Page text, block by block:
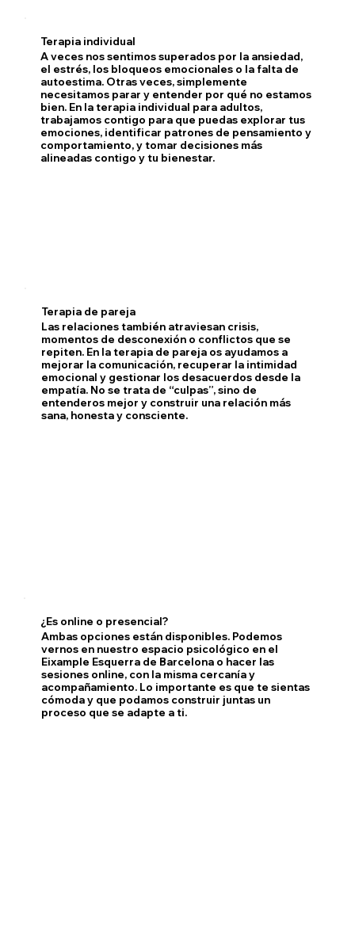
Terapia individual
A veces nos sentimos superados por la ansiedad,
el estrés, los bloqueos emocionales o la falta de
autoestima. Otras veces, simplemente
necesitamos parar y entender por qué no estamos
bien. En la terapia individual para adultos,
trabajamos contigo para que puedas explorar tus
emociones, identificar patrones de pensamiento y
comportamiento, y tomar decisiones más
alineadas contigo y tu bienestar.
Terapia de pareja
Las relaciones también atraviesan crisis,
momentos de desconexión o conflictos que se
repiten. En la terapia de pareja os ayudamos a
mejorar la comunicación, recuperar la intimidad
emocional y gestionar los desacuerdos desde la
empatía. No se trata de “culpas”, sino de
entenderos mejor y construir una relación más
sana, honesta y consciente.
¿Es online o presencial?
Ambas opciones están disponibles. Podemos
vernos en nuestro espacio psicológico en el
Eixample Esquerra de Barcelona o hacer las
sesiones online, con la misma cercanía y
acompañamiento. Lo importante es que te sientas
cómoda y que podamos construir juntas un
proceso que se adapte a ti.